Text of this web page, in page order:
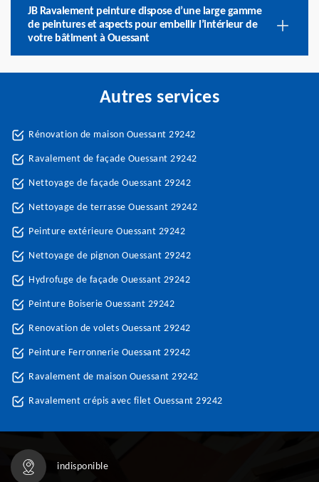
JB Ravalement peinture dispose d’une large gamme
de peintures et aspects pour embellir l’intérieur de
votre bâtiment à Ouessant
Autres services
Rénovation de maison Ouessant 29242
Ravalement de façade Ouessant 29242
Nettoyage de façade Ouessant 29242
Nettoyage de terrasse Ouessant 29242
Peinture extérieure Ouessant 29242
Nettoyage de pignon Ouessant 29242
Hydrofuge de façade Ouessant 29242
Peinture Boiserie Ouessant 29242
Renovation de volets Ouessant 29242
Peinture Ferronnerie Ouessant 29242
Ravalement de maison Ouessant 29242
Ravalement crépis avec filet Ouessant 29242
indisponible